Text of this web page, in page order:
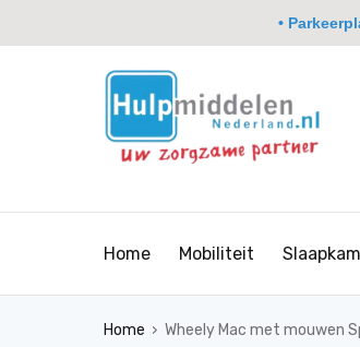
Home Mobiliteit
Home › Wheely Mac met mouwen
•